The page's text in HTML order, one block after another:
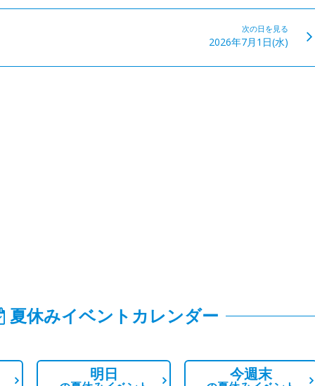
次の日を見る
2026年7月1日(水)
夏休みイベントカレンダー
明日 今週末